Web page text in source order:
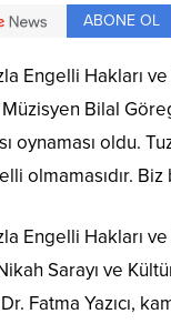
ABONE OL
Engelli Hakları
Bilal
oynaması oldu.
olmamasıdır.
Engelli Hakları
Sarayı ve
Fatma